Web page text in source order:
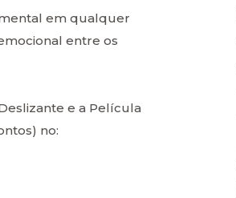
em qualquer
entre os
e a Película
no: